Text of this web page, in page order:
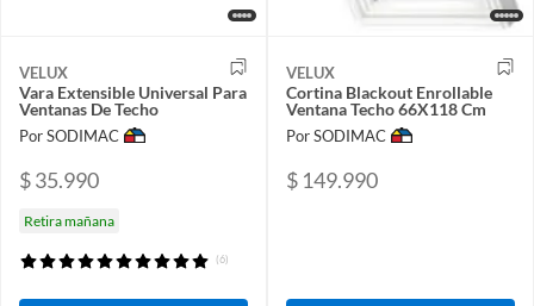
VELUX
Vara Extensible Universal Para
Ventanas De Techo
Por SODIMAC
$ 35.990
Retira mañana
(6)
VELUX
Cortina Blackout Enrollable
Ventana Techo 66X118 Cm
Por SODIMAC
$ 149.990